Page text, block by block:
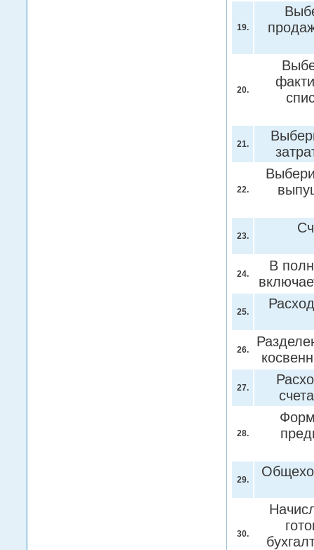
19.
20.
21.
22.
23.
24.
В
25.
26.
27.
28.
29.
30.